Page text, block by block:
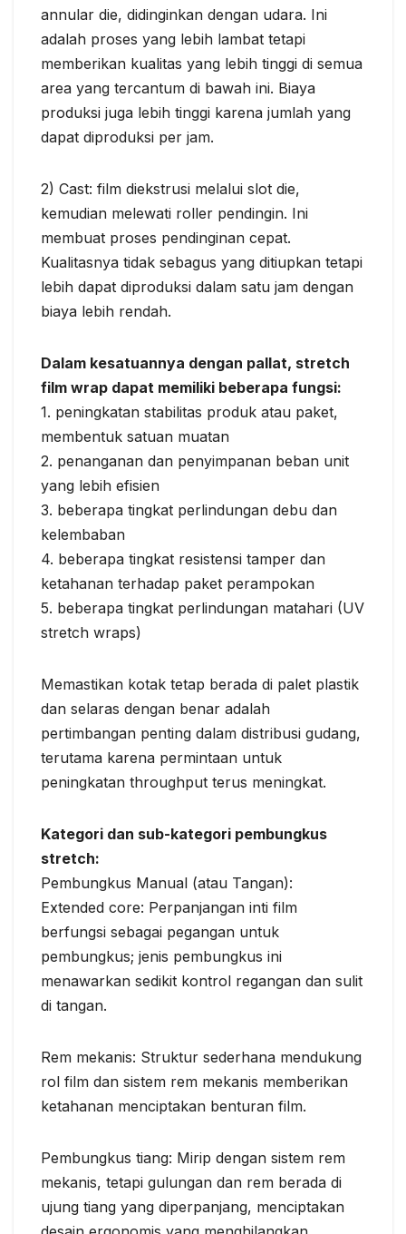
annular die, didinginkan dengan udara. Ini
adalah proses yang lebih lambat tetapi
memberikan kualitas yang lebih tinggi di semua
area yang tercantum di bawah ini. Biaya
produksi juga lebih tinggi karena jumlah yang
dapat diproduksi per jam.
2) Cast: film diekstrusi melalui slot die,
kemudian melewati roller pendingin. Ini
membuat proses pendinginan cepat.
Kualitasnya tidak sebagus yang ditiupkan tetapi
lebih dapat diproduksi dalam satu jam dengan
biaya lebih rendah.
Dalam kesatuannya dengan pallat, stretch
film wrap dapat memiliki beberapa fungsi:
1. peningkatan stabilitas produk atau paket,
membentuk satuan muatan
2. penanganan dan penyimpanan beban unit
yang lebih efisien
3. beberapa tingkat perlindungan debu dan
kelembaban
4. beberapa tingkat resistensi tamper dan
ketahanan terhadap paket perampokan
5. beberapa tingkat perlindungan matahari (UV
stretch wraps)
Memastikan kotak tetap berada di palet plastik
dan selaras dengan benar adalah
pertimbangan penting dalam distribusi gudang,
terutama karena permintaan untuk
peningkatan throughput terus meningkat.
Kategori dan sub-kategori pembungkus
stretch:
Pembungkus Manual (atau Tangan):
Extended core: Perpanjangan inti film
berfungsi sebagai pegangan untuk
pembungkus; jenis pembungkus ini
menawarkan sedikit kontrol regangan dan sulit
di tangan.
Rem mekanis: Struktur sederhana mendukung
rol film dan sistem rem mekanis memberikan
ketahanan menciptakan benturan film.
Pembungkus tiang: Mirip dengan sistem rem
mekanis, tetapi gulungan dan rem berada di
ujung tiang yang diperpanjang, menciptakan